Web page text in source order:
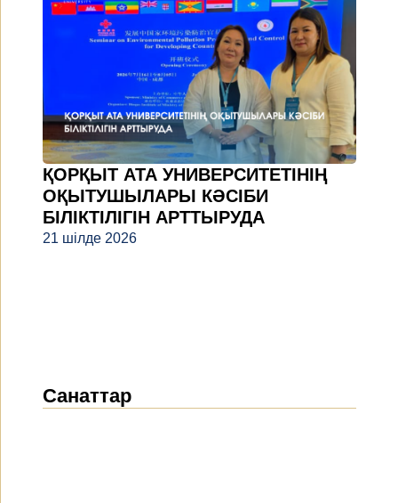
ҚОРҚЫТ АТА УНИВЕРСИТЕТІНІҢ
ОҚЫТУШЫЛАРЫ КӘСІБИ
БІЛІКТІЛІГІН АРТТЫРУДА
21 шілде 2026
Санаттар